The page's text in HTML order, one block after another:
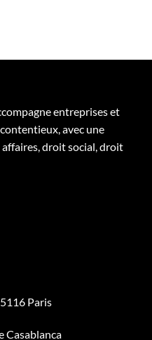
entreprises et
avec une
droit social, droit
Paris
Casablanca